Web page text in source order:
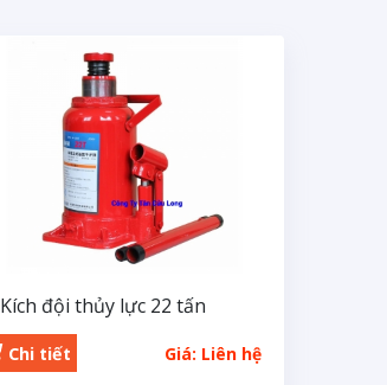
Kích đội thủy lực 22 tấn
Giá: Liên hệ
Chi tiết